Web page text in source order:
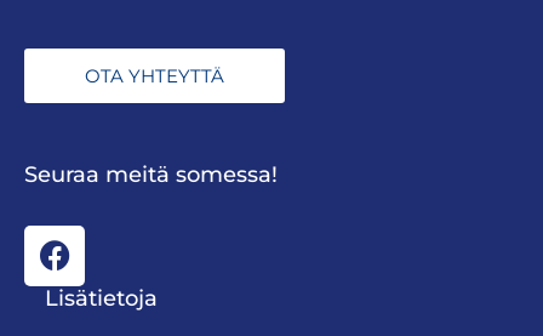
OTA YHTEYTTÄ
Seuraa meitä somessa!
Lisätietoja